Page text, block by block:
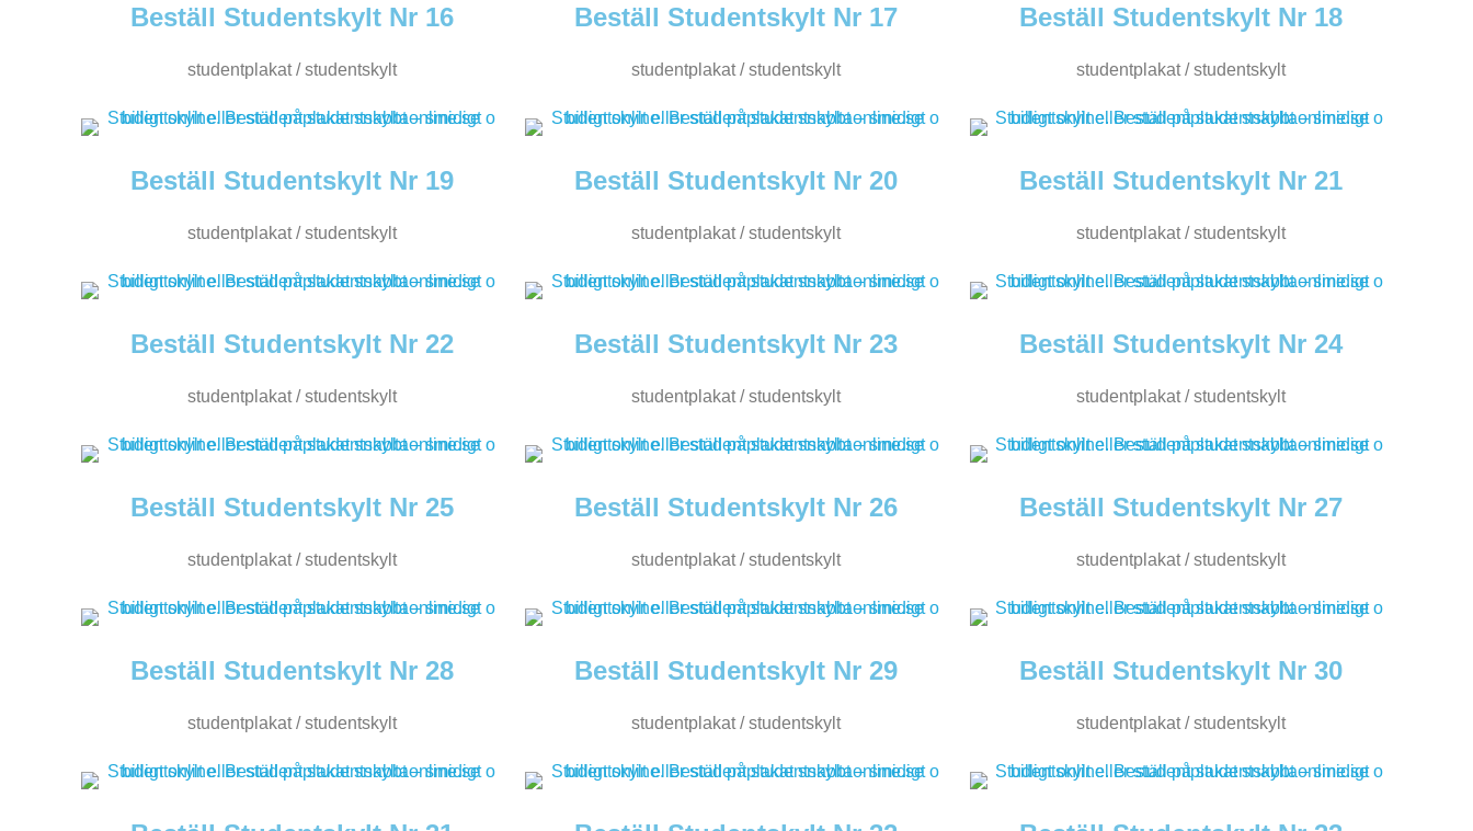
Beställ Studentskylt Nr 16
studentplakat / studentskylt
Beställ Studentskylt Nr 17
studentplakat / studentskylt
Beställ Studentskylt Nr 18
studentplakat / studentskylt
Beställ Studentskylt Nr 19
studentplakat / studentskylt
Beställ Studentskylt Nr 20
studentplakat / studentskylt
Beställ Studentskylt Nr 21
studentplakat / studentskylt
Beställ Studentskylt Nr 22
studentplakat / studentskylt
Beställ Studentskylt Nr 23
studentplakat / studentskylt
Beställ Studentskylt Nr 24
studentplakat / studentskylt
Beställ Studentskylt Nr 25
studentplakat / studentskylt
Beställ Studentskylt Nr 26
studentplakat / studentskylt
Beställ Studentskylt Nr 27
studentplakat / studentskylt
Beställ Studentskylt Nr 28
studentplakat / studentskylt
Beställ Studentskylt Nr 29
studentplakat / studentskylt
Beställ Studentskylt Nr 30
studentplakat / studentskylt